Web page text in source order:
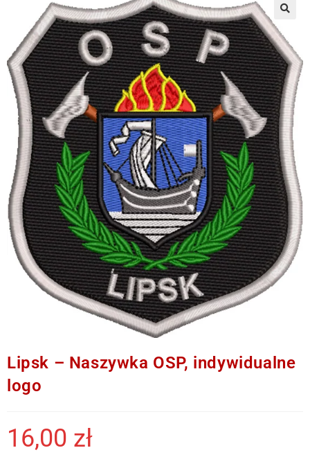
Lipsk – Naszywka OSP, indywidualne
logo
16,00 zł